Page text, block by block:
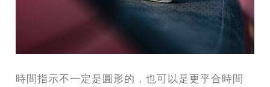
時間指示不一定是圓形的，也可以是更乎合時間